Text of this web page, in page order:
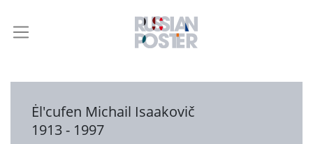
Ėl'cufen Michail Isaakovič
1913 - 1997